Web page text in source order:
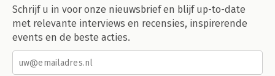
Schrijf u in voor onze nieuwsbrief en blijf up-to-date
met relevante interviews en recensies, inspirerende
events en de beste acties.